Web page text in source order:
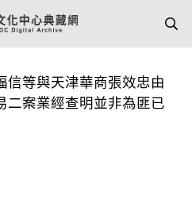
信等與天津華商張效忠由
二案業經查明並非為匪已